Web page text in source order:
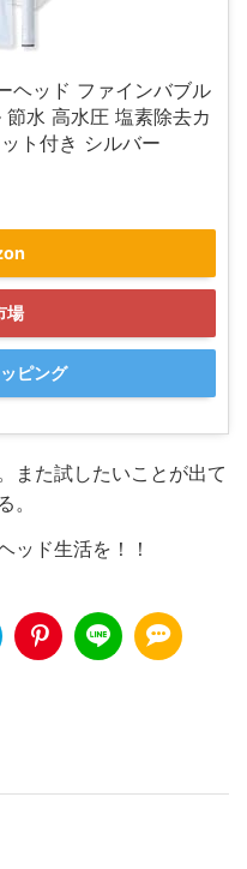
ヘッド ファインバブル
水 高水圧 塩素除去カ
ト付き シルバー
場
ピング
また試したいことが出て
。
ッド生活を！！